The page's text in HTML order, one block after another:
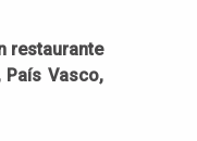
restaurante
País Vasco,